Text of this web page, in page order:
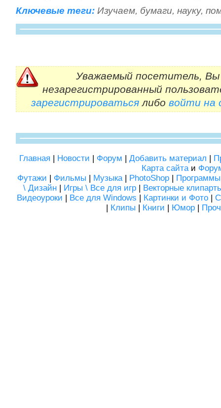
Ключевые теги: Изучаем, бумаги, науку,
Уважаемый посетитель, Вы
незарегистрированный
зарегистрироватьсялибо войти на
Главная | Новости | Форум | Добавить материал |
Карта сайтаи
Футажи | Фильмы | Музыка| PhotoShop | Программы
\ Дизайн | Игры \ Все для игр | Векторные
Видеоуроки | Все для Windows | Картинки и Фото|
| Клипы | Книги | Юмор |